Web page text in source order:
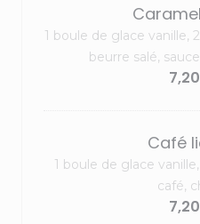
1 boule de glace vanille,
beurre salé,
Café
1 boule de glace
café,